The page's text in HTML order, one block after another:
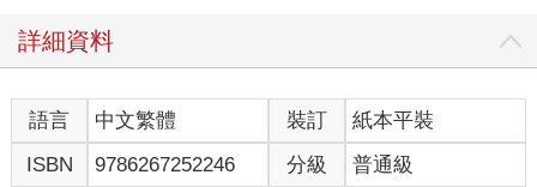
種方式開頭：「這款酒我曾經喝過⋯⋯⋯」。
後來交往時間一久我才知道，其實品酒師最大的品酒邏輯，是仰
賴自己曾經喝過、品過，更重要的是，必須要把所有品酒過程當
中的嗅覺、味覺、色覺的經歷全部都要記錄下來，成為他未來品
酒分析和比較的邏輯標準。
聽起來很簡單、很清楚，但是以邏輯思考的概念來說，卻是非常
詳細資料
語言 中文繁體 裝訂
紙本平裝
ISBN
9786267252246 分級 普通級